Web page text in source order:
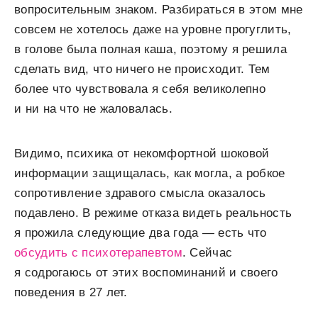
вопросительным знаком. Разбираться в этом мне
совсем не хотелось даже на уровне прогуглить,
в голове была полная каша, поэтому я решила
сделать вид, что ничего не происходит. Тем
более что чувствовала я себя великолепно
и ни на что не жаловалась.
Видимо, психика от некомфортной шоковой
информации защищалась, как могла, а робкое
сопротивление здравого смысла оказалось
подавлено. В режиме отказа видеть реальность
я прожила следующие два года — есть что
обсудить с психотерапевтом. Сейчас
я содрогаюсь от этих воспоминаний и своего
поведения в 27 лет.